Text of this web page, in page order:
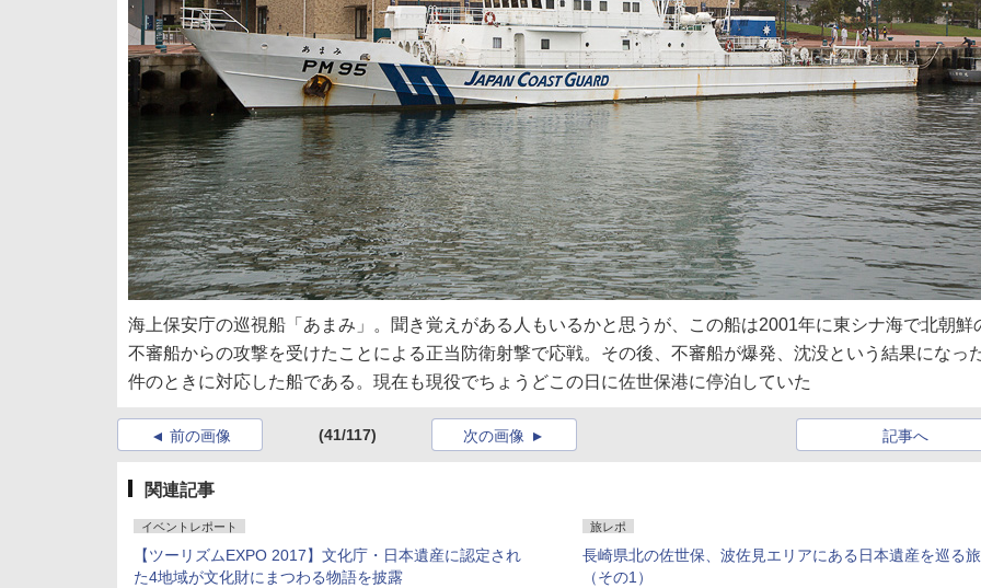
海上保安庁の巡視船「あまみ」。聞き覚えがある人もいるかと思うが、この船は2001年に東シナ海で北朝鮮
不審船からの攻撃を受けたことによる正当防衛射撃で応戦。その後、不審船が爆発、沈没という結果になっ
件のときに対応した船である。現在も現役でちょうどこの日に佐世保港に停泊していた
前の画像 (41/117) 記事へ
次の画像
関連記事
イベントレポート
【ツーリズムEXPO 2017】文化庁・日本遺産に認定され
た4地域が文化財にまつわる物語を披露
旅レポ
長崎県北の佐世保、波佐見エリアにある日本遺産を巡る旅
（その1）